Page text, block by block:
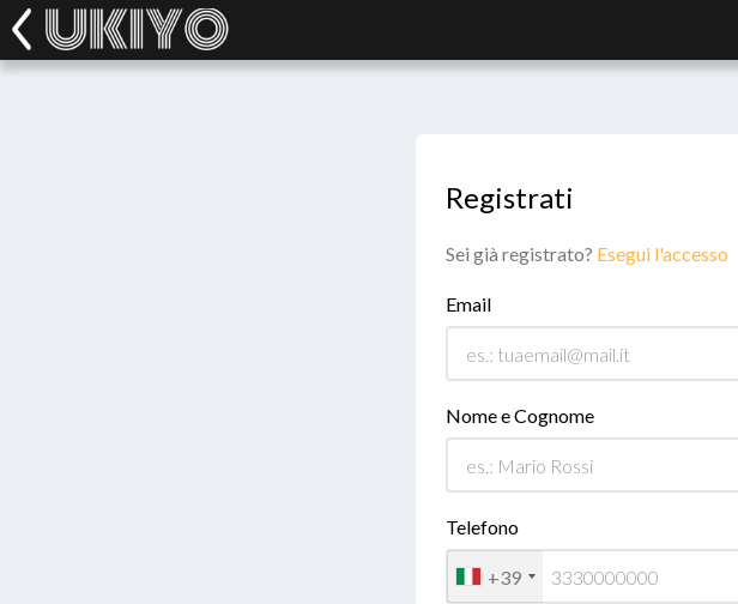
Registrati
Sei già registrato? Esegui l'accesso
Email
Nome e Cognome
Telefono
+39